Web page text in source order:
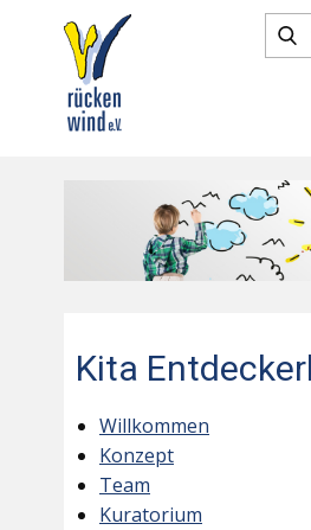
Kita
Willkommen
Konzept
Team
Kuratorium